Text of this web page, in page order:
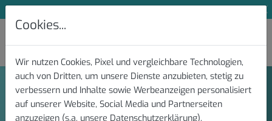
Cookies...
Wir nutzen Cookies, Pixel und vergleichbare Technologien,
auch von Dritten, um unsere Dienste anzubieten, stetig zu
verbessern und Inhalte sowie Werbeanzeigen personalisiert
auf unserer Website, Social Media und Partnerseiten
anzuzeigen (s.a. unsere Datenschutzerklärung).
Newsletter abonnieren und 10 % sparen